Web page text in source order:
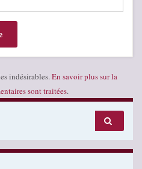
indésirables. En savoir plus sur la
sont traitées.